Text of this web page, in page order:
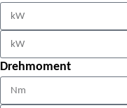
Drehmoment